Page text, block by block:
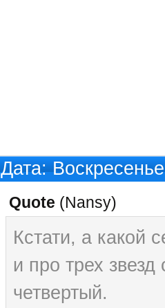
Дата:
Quote (Nansy)
Кстати, а какой
и про трех
четвертый.